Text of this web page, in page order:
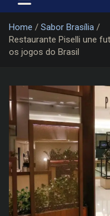
Home
Sabor Brasília
Restaurante Piselli une
os jogos do Brasil